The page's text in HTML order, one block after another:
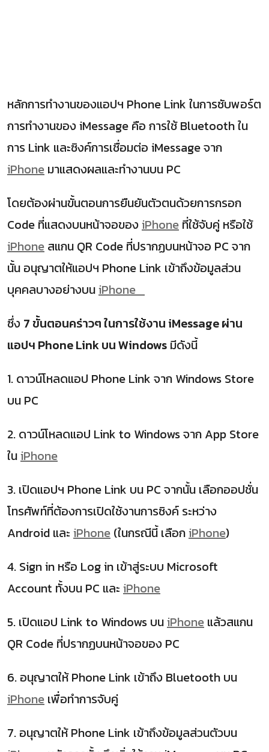
หลักการทำงานของแอปฯ Phone Link ในการซับพอร์ต
การทำงานของ iMessage คือ การใช้ Bluetooth ใน
การ Link และซิงค์การเชื่อมต่อ iMessage จาก
iPhone มาแสดงผลและทำงานบน PC
โดยต้องผ่านขั้นตอนการยืนยันตัวตนด้วยการกรอก
Code ที่แสดงบนหน้าจอของiPhone ที่ใช้จับคู่ หรือใช้
iPhone สแกน QR Code ที่ปรากฏบนหน้าจอ PC จาก
นั้น อนุญาตให้แอปฯ Phone Link เข้าถึงข้อมูลส่วน
บุคคลบางอย่างบนiPhone
ซึ่ง 7 ขั้นตอนคร่าวๆ ในการใช้งาน iMessage ผ่าน
แอปฯ Phone Link บน Windows มีดังนี้
1. ดาวน์โหลดแอป Phone Link จาก Windows Store
บน PC
2. ดาวน์โหลดแอป Link to Windows จาก App Store
ในiPhone
3. เปิดแอปฯ Phone Link บน PC จากนั้น เลือกออปชั่น
โทรศัพท์ที่ต้องการเปิดใช้งานการซิงค์ ระหว่าง
Android และ iPhone (ในกรณีนี้ เลือกiPhone)
4. Sign in หรือ Log in เข้าสู่ระบบ Microsoft
Account ทั้งบน PC และ iPhone
5. เปิดแอป Link to Windows บนiPhone แล้วสแกน
QR Code ที่ปรากฏบนหน้าจอของ PC
6. อนุญาตให้ Phone Link เข้าถึง Bluetooth บน
iPhone เพื่อทำการจับคู่
7. อนุญาตให้ Phone Link เข้าถึงข้อมูลส่วนตัวบน